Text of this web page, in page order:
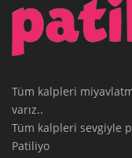
Tüm kalpleri
varız..
Tüm kalpleri sevgiyle
Patiliyo